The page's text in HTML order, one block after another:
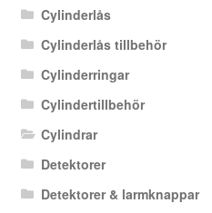
Cylinderlås
Cylinderlås tillbehör
Cylinderringar
Cylindertillbehör
Cylindrar
Detektorer
Detektorer & larmknappar